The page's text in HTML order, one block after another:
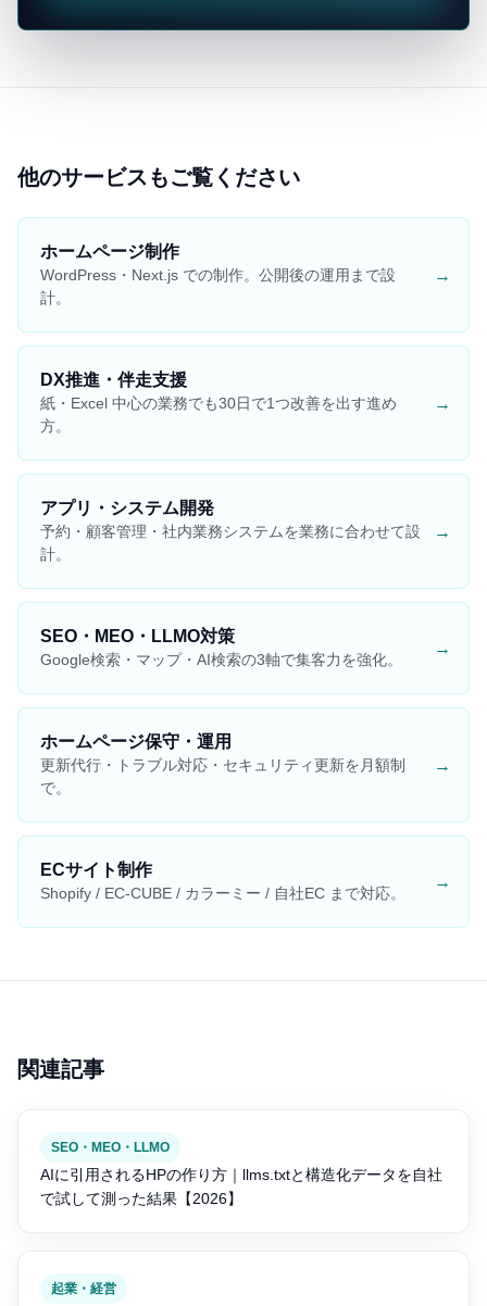
他のサービスもご覧ください
ホームページ制作
WordPress・Next.js での制作。公開後の運用まで設
計。
→
DX推進・伴走支援
紙・Excel 中心の業務でも30日で1つ改善を出す進め
方。
→
アプリ・システム開発
予約・顧客管理・社内業務システムを業務に合わせて設
計。
→
SEO・MEO・LLMO対策
Google検索・マップ・AI検索の3軸で集客力を強化。
→
ホームページ保守・運用
更新代行・トラブル対応・セキュリティ更新を月額制
で。
→
ECサイト制作
Shopify / EC-CUBE / カラーミー / 自社EC まで対応。
→
関連記事
SEO・MEO・LLMO
AIに引用されるHPの作り方｜llms.txtと構造化データを自社
で試して測った結果【2026】
起業・経営